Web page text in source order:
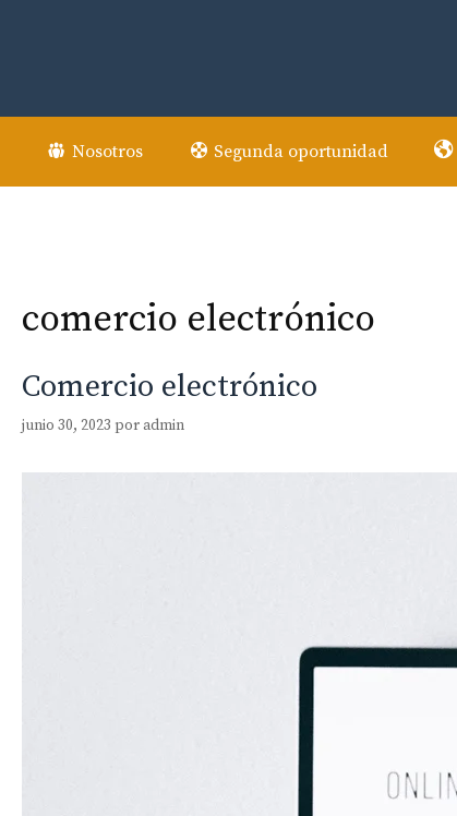
Nosotros Segunda oportunidad
comercio electrónico
Comercio electrónico
junio 30, 2023 poradmin